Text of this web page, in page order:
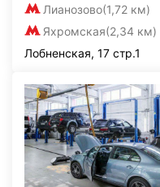
Лианозово(1,72 км)
Яхромская(2,34 км)
Лобненская, 17 стр.1